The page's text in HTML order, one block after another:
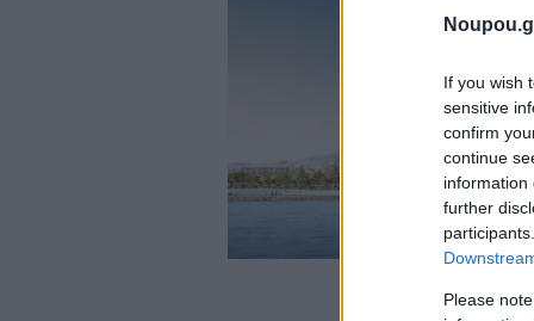
If you wish
sensitive
confirm
continue
information
further
Please